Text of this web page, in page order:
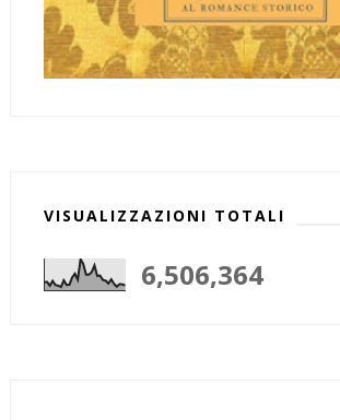
VISUALIZZAZIONI TOTALI
6,506,364